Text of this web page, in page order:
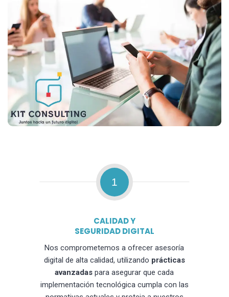
1
CALIDAD Y
SEGURIDAD DIGITAL
Nos comprometemos a ofrecer asesoría
digital de alta calidad, utilizando prácticas
avanzadas para asegurar que cada
implementación tecnológica cumpla con las